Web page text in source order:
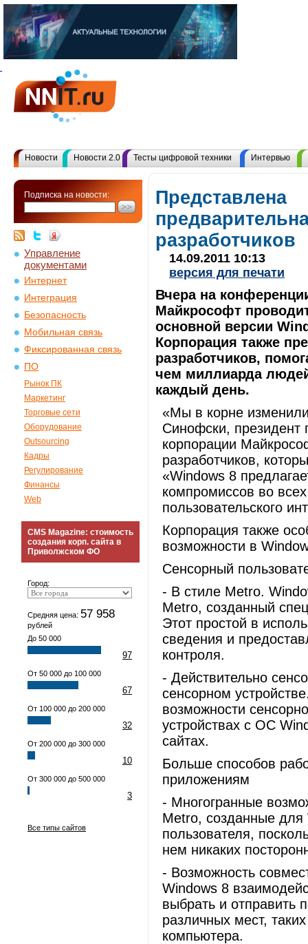
Новости Новости 2.0 Тесты цифровой техники Интервью
Подписка на новости:
Управление
документами
Интернет
Интеграция
Безопасность
Мобильная связь
Фиксированная связь
ПО
Рынок ПК
Маркетинг
Торговые сети
Оборудование
Outsourcing
Кадры
Регулирование
Финансы
Web
CMS Magazine: стоимость
создания корп. сайта в
Приволжском ФО
Город:
Средняя цена: 57 958
рублей
До 50 000
97
От 50 000 до 100 000
67
От 100 000 до 200 000
32
От 200 000 до 300 000
10
От 300 000 до 500 000
3
Все типы сайтов
Представлена
разработчиков
14.09.2011 10:13
версия для печати
Вчера на
Майкрософт
основной версии
Корпорация также
разработчиков,
чем миллиарда
каждый день.
«Мы в корне
Синофски, президент
корпорации
разработчиков,
«Windows 8
компромиссов во
пользовательского
Корпорация также
возможности в
Сенсорный
- В стиле Metro.
Metro, созданный
Этот простой в
сведения и
контроля.
- Действительно
сенсорном
возможности
устройствах с ОС
сайтах.
Больше способов
приложениям
- Многогранные
Metro, созданные для
пользователя,
нем никаких
- Возможность
Windows 8
выбрать и отправить
различных мест,
компьютера.